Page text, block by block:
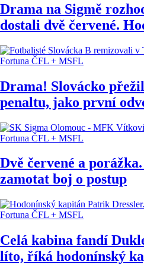
Drama na Sigmě
dostali dvě červené.
Fortuna ČFL + MSFL
Drama! Slovácko
penaltu, jako první
Fortuna ČFL + MSFL
Dvě červené a
zamotat boj o postup
Fortuna ČFL + MSFL
Celá kabina fandí
líto, říká hodonínský